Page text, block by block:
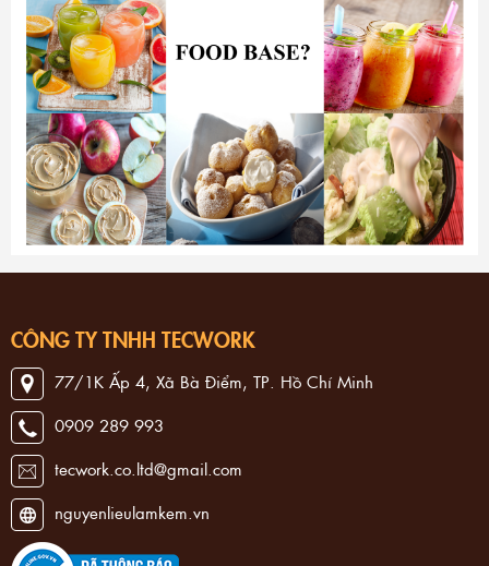
CÔNG TY TNHH TECWORK
77/1K Ấp 4, Xã Bà Điểm, TP. Hồ Chí Minh
0909 289 993
tecwork.co.ltd@gmail.com
nguyenlieulamkem.vn